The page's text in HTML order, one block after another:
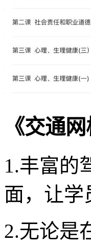
《交通
1.丰富的
面，让学
2.无论是